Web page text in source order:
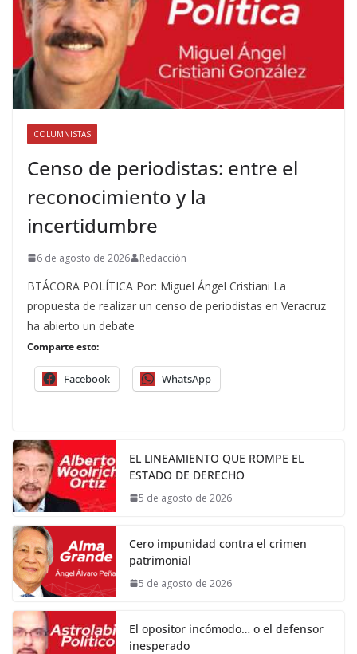
COLUMNISTAS
Censo de periodistas: entre el
reconocimiento y la
incertidumbre
6 de agosto de 2026 Redacción
BTÁCORA POLÍTICA Por: Miguel Ángel Cristiani La
propuesta de realizar un censo de periodistas en Veracruz
ha abierto un debate
Comparte esto:
Facebook WhatsApp
EL LINEAMIENTO QUE ROMPE EL
ESTADO DE DERECHO
5 de agosto de 2026
Cero impunidad contra el crimen
patrimonial
5 de agosto de 2026
El opositor incómodo… o el defensor
inesperado